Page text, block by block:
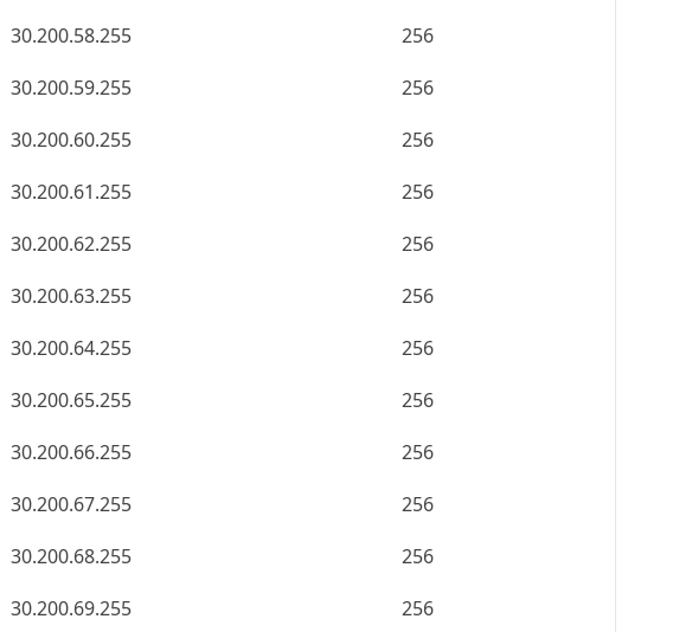
30.200.58.255
256
30.200.59.255
256
30.200.60.255
256
30.200.61.255
256
30.200.62.255
256
30.200.63.255
256
30.200.64.255
256
30.200.65.255
256
30.200.66.255
256
30.200.67.255
256
30.200.68.255
256
30.200.69.255 256